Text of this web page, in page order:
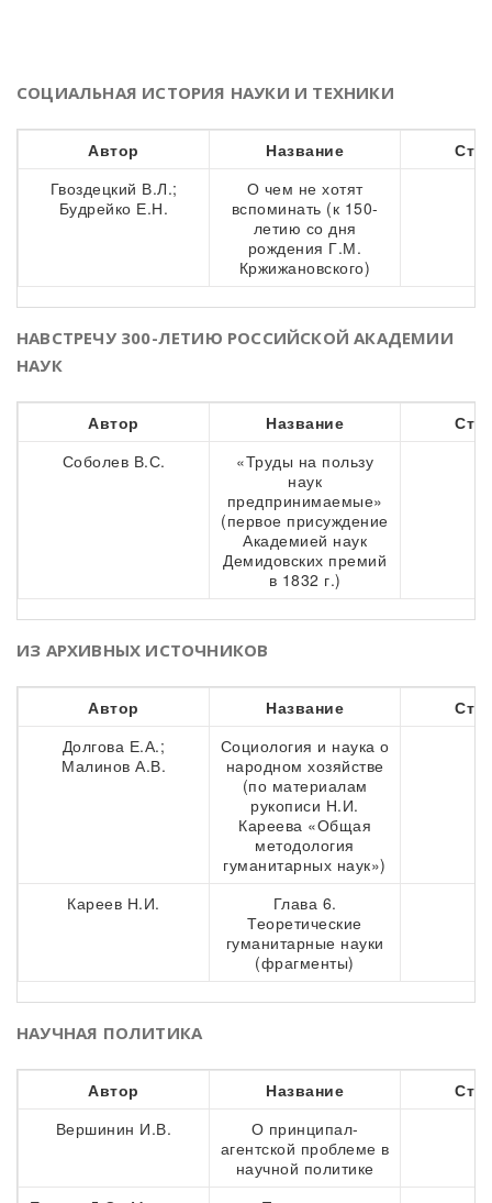
СОЦИАЛЬНАЯ ИСТОРИЯ НАУКИ И ТЕХНИКИ
Автор Название
Гвоздецкий В.Л.;
Будрейко Е.Н.
О чем не хотят
вспоминать (к 150-
летию со дня
рождения Г.М.
Кржижановского)
НАВСТРЕЧУ 300-ЛЕТИЮ РОССИЙСКОЙ АКАДЕМИИ
НАУК
Автор Название
Соболев В.С.
«Труды на пользу
наук
предпринимаемые»
(первое присуждение
Академией наук
Демидовских премий
в 1832 г.)
ИЗ АРХИВНЫХ ИСТОЧНИКОВ
Автор Название
Долгова Е.А.;
Малинов А.В.
Социология и наука о
народном хозяйстве
(по материалам
рукописи Н.И.
Кареева «Общая
методология
гуманитарных наук»)
Кареев Н.И.
Глава 6.
Теоретические
гуманитарные науки
(фрагменты)
НАУЧНАЯ ПОЛИТИКА
Автор Название
Вершинин И.В.
О принципал-
агентской проблеме в
научной политике